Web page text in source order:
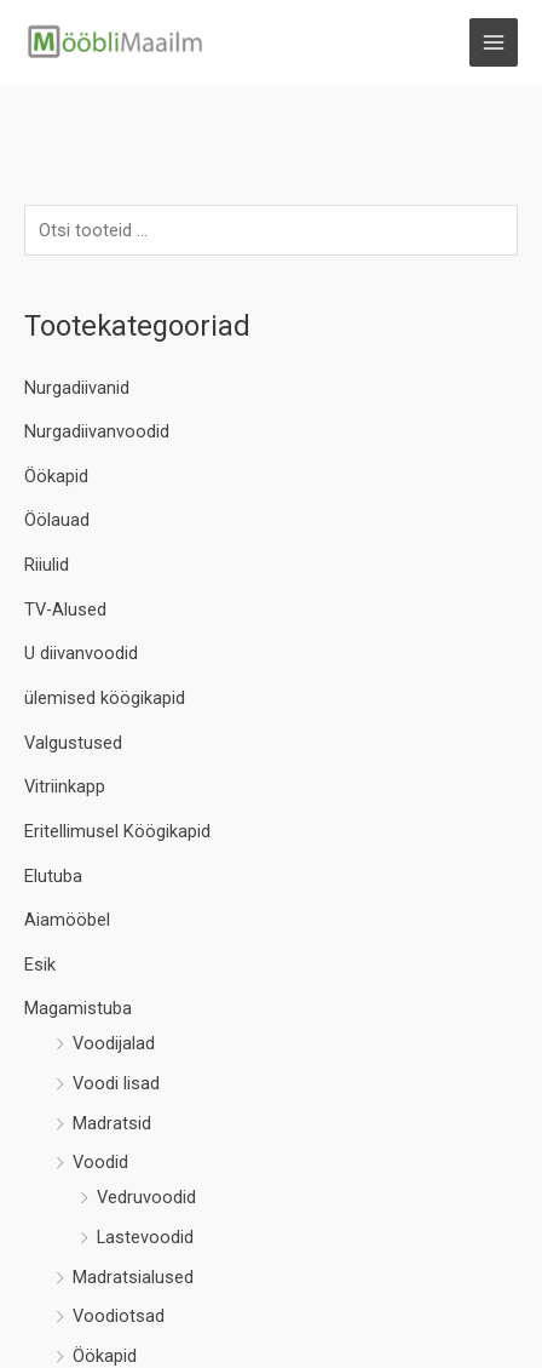
Tootekategooriad
Nurgadiivanid
Nurgadiivanvoodid
Öökapid
Öölauad
Riiulid
TV-Alused
U diivanvoodid
ülemised köögikapid
Valgustused
Vitriinkapp
Eritellimusel Köögikapid
Elutuba
Aiamööbel
Esik
Magamistuba
Voodijalad
Voodi lisad
Madratsid
Voodid
Vedruvoodid
Lastevoodid
Madratsialused
Voodiotsad
Öökapid